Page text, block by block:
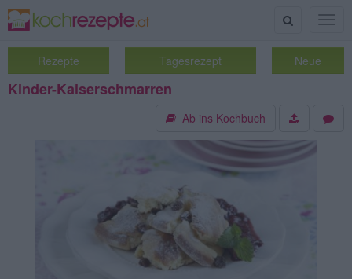
Suche
Rezepte Tagesrezept Neue
Kinder-Kaiserschmarren
Ab ins Kochbuch